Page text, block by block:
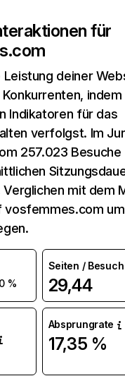
für
Leistung deiner
indem
Indikatoren für das
verfolgst. Im
257.023 Besuche
Verglichen mit dem
vosfemmes.com um
%
Seiten / Besuch
29,44
Absprungrate
17,35 %